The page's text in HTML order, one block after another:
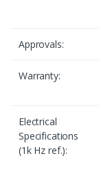
Approvals:
Warranty:
Electrical
Specifications
(1k Hz ref.):